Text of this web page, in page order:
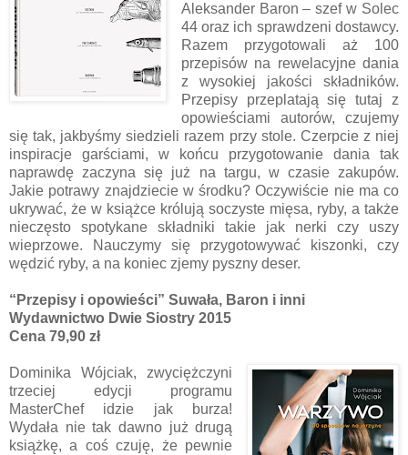
Aleksander Baron – szef w Solec
44 oraz ich sprawdzeni dostawcy.
Razem przygotowali aż 100
przepisów na rewelacyjne dania
z wysokiej jakości składników.
Przepisy przeplatają się tutaj z
opowieściami autorów, czujemy
się tak, jakbyśmy siedzieli razem przy stole. Czerpcie z niej
inspiracje garściami, w końcu przygotowanie dania tak
naprawdę zaczyna się już na targu, w czasie zakupów.
Jakie potrawy znajdziecie w środku? Oczywiście nie ma co
ukrywać, że w książce królują soczyste mięsa, ryby, a także
nieczęsto spotykane składniki takie jak nerki czy uszy
wieprzowe. Nauczymy się przygotowywać kiszonki, czy
wędzić ryby, a na koniec zjemy pyszny deser.
“Przepisy i opowieści” Suwała, Baron i inni
Wydawnictwo Dwie Siostry 2015
Cena 79,90 zł
Dominika Wójciak, zwyciężczyni
trzeciej edycji programu
MasterChef idzie jak burza!
Wydała nie tak dawno już drugą
książkę, a coś czuję, że pewnie